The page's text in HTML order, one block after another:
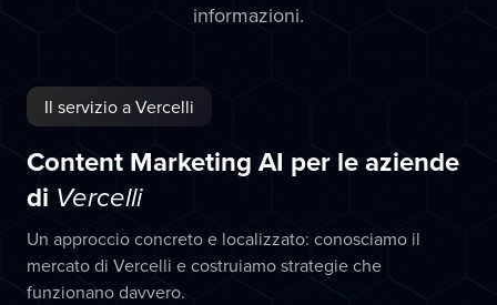
informazioni.
Il servizio a Vercelli
Content Marketing AI per le aziende
di Vercelli
Un approccio concreto e localizzato: conosciamo il
mercato di Vercelli e costruiamo strategie che
funzionano davvero.